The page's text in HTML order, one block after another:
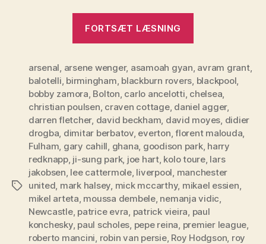
FORTSÆT LÆSNING
4”
Tags
arsenal, arsene wenger, asamoah gyan, avram grant,
balotelli, birmingham, blackburn rovers, blackpool,
bobby zamora, Bolton, carlo ancelotti, chelsea,
christian poulsen, craven cottage, daniel agger,
darren fletcher, david beckham, david moyes, didier
drogba, dimitar berbatov, everton,florent malouda,
Fulham, gary cahill, ghana, goodison park, harry
redknapp, ji-sung park, joe hart, kolo toure, lars
jakobsen, lee cattermole, liverpool, manchester
united, mark halsey, mick mccarthy, mikael essien,
mikel arteta, moussa dembele, nemanja vidic,
Newcastle, patrice evra, patrick vieira, paul
konchesky, paul scholes, pepe reina, premier league,
roberto mancini, robin van persie, Roy Hodgson, roy